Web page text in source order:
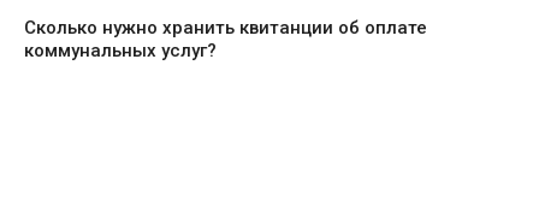
Сколько нужно хранить квитанции об оплате
коммунальных услуг?